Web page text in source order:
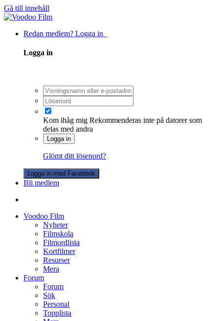
Gå till innehåll
Redan medlem? Logga in
Logga in
Kom ihåg mig Rekommenderas inte på datorer som
delas med andra
Logga in
Glömt ditt lösenord?
Logga in med Facebook
Bli medlem
Voodoo Film
Nyheter
Filmskola
Filmordlista
Kortfilmer
Resurser
Mera
Forum
Forum
Sök
Personal
Topplista